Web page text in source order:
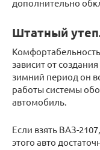
дополнительно
Штатный
зависит от
зимний период он
работы системы
автомобиль.
Если взять ВАЗ-
этого авто